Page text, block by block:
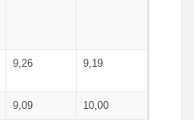
9,26 9,19
9,09 10,00